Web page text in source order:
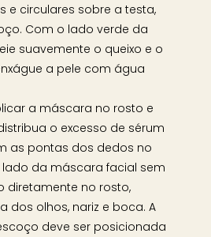
e circulares sobre a testa,
Com o lado verde da
suavemente o queixo e o
a pele com água
a máscara no rosto e
o excesso de sérum
as pontas dos dedos no
da máscara facial sem
diretamente no rosto,
dos olhos, nariz e boca. A
deve ser posicionada